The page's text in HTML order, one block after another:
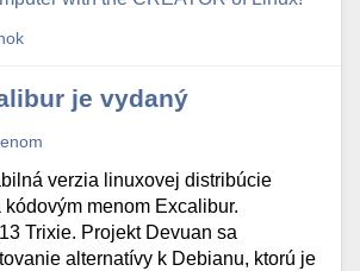
je vydaný
verzia linuxovej distribúcie
menom Excalibur.
Trixie. Projekt Devuan sa
alternatívy k Debianu, ktorú je